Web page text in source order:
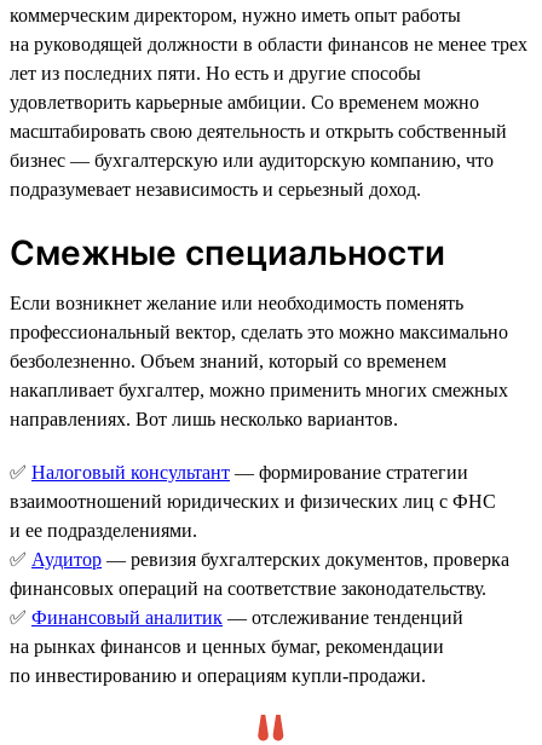
коммерческим директором, нужно иметь опыт работы
на руководящей должности в области финансов не менее трех
лет из последних пяти. Но есть и другие способы
удовлетворить карьерные амбиции. Со временем можно
масштабировать свою деятельность и открыть собственный
бизнес — бухгалтерскую или аудиторскую компанию, что
подразумевает независимость и серьезный доход.
Смежные специальности
Если возникнет желание или необходимость поменять
профессиональный вектор, сделать это можно максимально
безболезненно. Объем знаний, который со временем
накапливает бухгалтер, можно применить многих смежных
направлениях. Вот лишь несколько вариантов.
✅ Налоговый консультант — формирование стратегии
взаимоотношений юридических и физических лиц с ФНС
и ее подразделениями.
✅ Аудитор — ревизия бухгалтерских документов, проверка
финансовых операций на соответствие законодательству.
✅ Финансовый аналитик — отслеживание тенденций
на рынках финансов и ценных бумаг, рекомендации
по инвестированию и операциям купли-продажи.